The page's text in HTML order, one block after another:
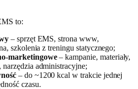
to:
– sprzęt EMS, strona www,
szkolenia z treningu statycznego;
– kampanie, materiały,
administracyjne;
– do ~1200 kcal w trakcie jednej
czasu.